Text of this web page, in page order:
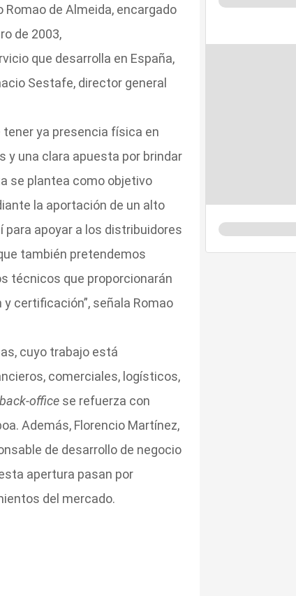
de Almeida, encargado
de 2003,
que desarrolla en España,
Sestafe, director general
ya presencia física en
y una clara apuesta por brindar
se plantea como objetivo
la aportación de un alto
apoyar a los distribuidores
también pretendemos
técnicos que proporcionarán
certificación”, señala Romao
cuyo trabajo está
comerciales, logísticos,
back-officese refuerza con
Además, Florencio Martínez,
de desarrollo de negocio
apertura pasan por
del mercado.